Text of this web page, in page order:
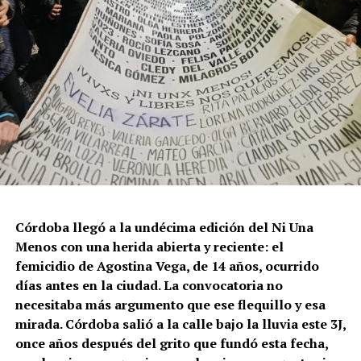
Córdoba llegó a la undécima edición del Ni Una
Menos con una herida abierta y reciente: el
femicidio de Agostina Vega, de 14 años, ocurrido
días antes en la ciudad. La convocatoria no
necesitaba más argumento que ese flequillo y esa
mirada. Córdoba salió a la calle bajo la lluvia este 3J,
once años después del grito que fundó esta fecha,